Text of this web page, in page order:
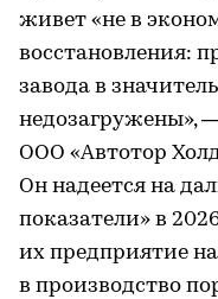
живет «не в
восстановления:
завода в
недозагружены»,
ООО «Автотор
Он надеется на
показатели» в
их предприятие
в производство